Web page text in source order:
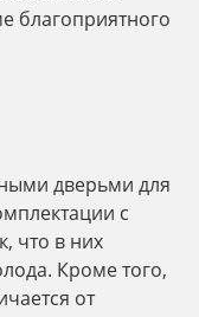
благоприятного
дверьми для
с
что в них
Кроме того,
от